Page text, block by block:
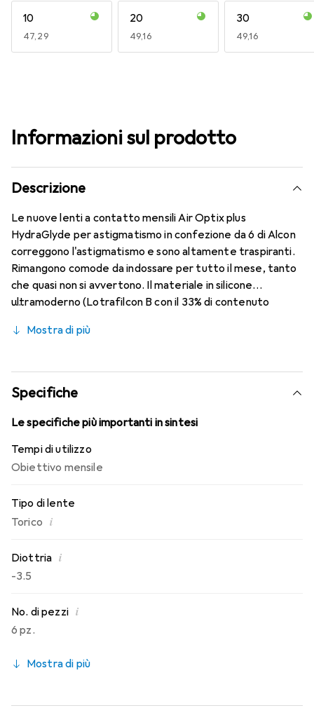
10
EUR
47,29
20
EUR
49,16
30
EUR
49,16
Informazioni sul prodotto
Descrizione
Le nuove lenti a contatto mensili Air Optix plus
HydraGlyde per astigmatismo in confezione da 6 di Alcon
correggono l'astigmatismo e sono altamente traspiranti.
Rimangono comode da indossare per tutto il mese, tanto
che quasi non si avvertono. Il materiale in silicone
ultramoderno (Lotrafilcon B con il 33% di contenuto
Moisture Matrix e la conosciuta tecnologia SmartShield,
conosci. Comfort e assenza di fastidi durante tutto il
giorno con queste lenti mensili.
Mostra di più
Specifiche
Le specifiche più importanti in sintesi
Tempi di utilizzo
Obiettivo mensile
Tipo di lente
Torico i
Diottria i
-3.5
No. di pezzi i
6 pz.
Mostra di più